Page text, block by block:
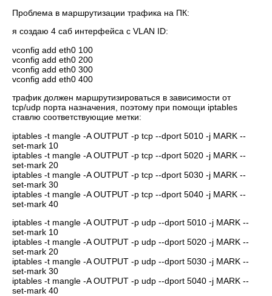
Проблема в маршрутизации трафика на ПК:
я создаю 4 саб интерфейса с VLAN ID:
vconfig add eth0 100
vconfig add eth0 200
vconfig add eth0 300
vconfig add eth0 400
трафик должен маршрутизироваться в зависимости от
tcp/udp порта назначения, поэтому при помощи iptables
ставлю соответствующие метки:
iptables -t mangle -A OUTPUT -p tcp --dport 5010 -j MARK --
set-mark 10
iptables -t mangle -A OUTPUT -p tcp --dport 5020 -j MARK --
set-mark 20
iptables -t mangle -A OUTPUT -p tcp --dport 5030 -j MARK --
set-mark 30
iptables -t mangle -A OUTPUT -p tcp --dport 5040 -j MARK --
set-mark 40
iptables -t mangle -A OUTPUT -p udp --dport 5010 -j MARK --
set-mark 10
iptables -t mangle -A OUTPUT -p udp --dport 5020 -j MARK --
set-mark 20
iptables -t mangle -A OUTPUT -p udp --dport 5030 -j MARK --
set-mark 30
iptables -t mangle -A OUTPUT -p udp --dport 5040 -j MARK --
set-mark 40